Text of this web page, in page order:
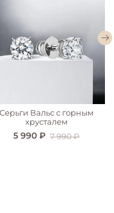
Серьги Вальс с горным
хрусталем
5 990 ₽ 7 990 ₽